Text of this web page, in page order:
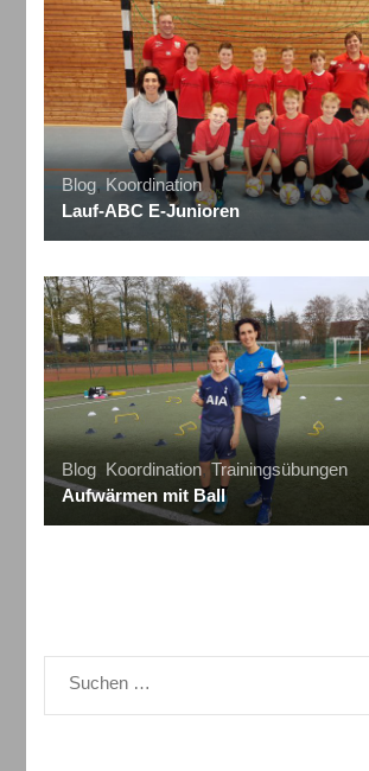
Blog, Koordination
Lauf-ABC E-Junioren
Blog Koordination,Trainingsübungen
Aufwärmen mit Ball
Suchen
nach: